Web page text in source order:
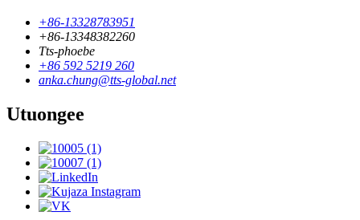
+86-13328783951
+86-13348382260
Tts-phoebe
+86 592 5219 260
anka.chung@tts-global.net
Utuongee